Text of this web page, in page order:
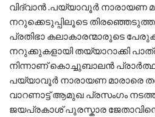
വിദ്വാൻ .പയ്യാവൂർ നാരായണ
നറുക്കെടുപ്പിലൂടെ
പ്രതിഭാ കലാകാരന്മാരുടെ
നറുക്കുകളായി തയ്യാറാക്കി
നിന്നാണ് കൊച്ചുബാലൻ
പയ്യാവൂർ നാരായണ മാരാരെ
വാറണാട്ട് ആമുഖ പ്രസംഗം
ജയപ്രകാശ് പുരസ്കാര